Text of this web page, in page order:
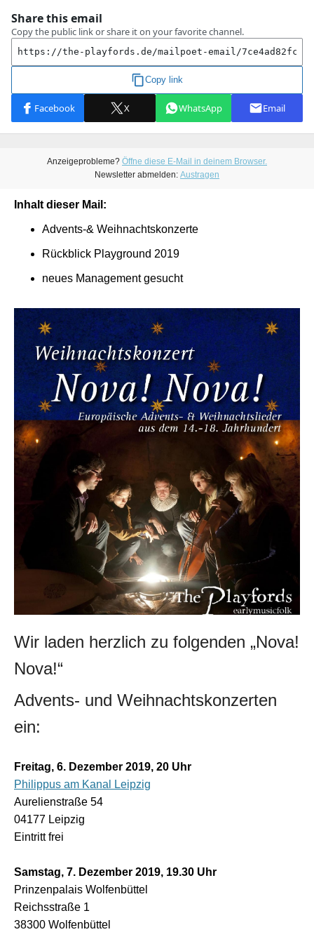
Anzeigeprobleme? Öffne diese E-Mail in deinem Browser.
Newsletter abmelden: Austragen
Inhalt dieser Mail:
Advents-& Weihnachtskonzerte
Rückblick Playground 2019
neues Management gesucht
Wir laden herzlich zu folgenden „Nova!
Nova!“
Advents- und Weihnachtskonzerten
ein:
Freitag, 6. Dezember 2019, 20 Uhr
Philippus am Kanal Leipzig
Aurelienstraße 54
04177 Leipzig
Eintritt frei
Samstag, 7. Dezember 2019, 19.30 Uhr
Prinzenpalais Wolfenbüttel
Reichsstraße 1
38300 Wolfenbüttel